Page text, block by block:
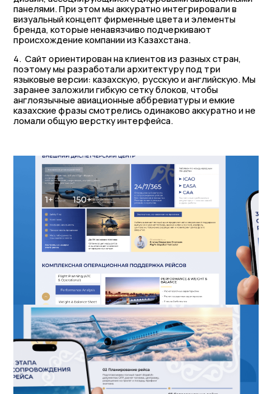
панелями. При этом мы аккуратно интегрировали в
визуальный концепт фирменные цвета и элементы
бренда, которые ненавязчиво подчеркивают
происхождение компании из Казахстана.
4. Сайт ориентирован на клиентов из разных стран,
поэтому мы разработали архитектуру под три
языковые версии: казахскую, русскую и английскую. Мы
заранее заложили гибкую сетку блоков, чтобы
англоязычные авиационные аббревиатуры и емкие
казахские фразы смотрелись одинаково аккуратно и не
ломали общую верстку интерфейса.